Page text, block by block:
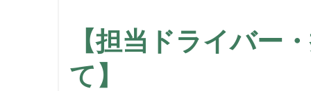
【担当ドライバー
て】